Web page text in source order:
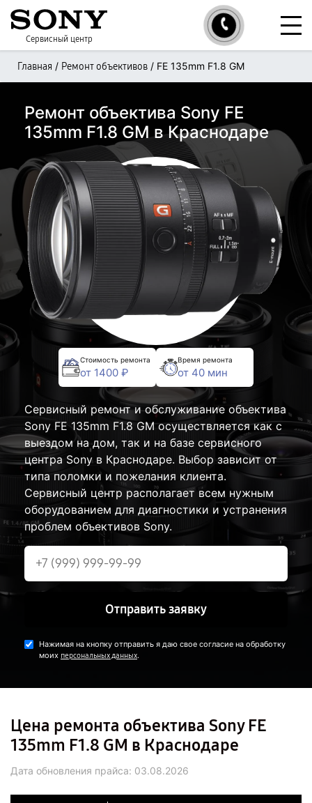
Сервисный центр
Главная / Ремонт объективов / FE 135mm F1.8 GM
Ремонт объектива Sony FE
135mm F1.8 GM в Краснодаре
Стоимость ремонта
от 1400 ₽
Время ремонта
от 40 мин
Сервисный ремонт и обслуживание объектива
Sony FE 135mm F1.8 GM осуществляется как с
выездом на дом, так и на базе сервисного
центра Sony в Краснодаре. Выбор зависит от
типа поломки и пожелания клиента.
Сервисный центр располагает всем нужным
оборудованием для диагностики и устранения
проблем объективов Sony.
Отправить заявку
Нажимая на кнопку отправить я даю свое согласие на обработку
моих персональных данных.
Цена ремонта объектива Sony FE
135mm F1.8 GM в Краснодаре
Дата обновления прайса: 03.08.2026